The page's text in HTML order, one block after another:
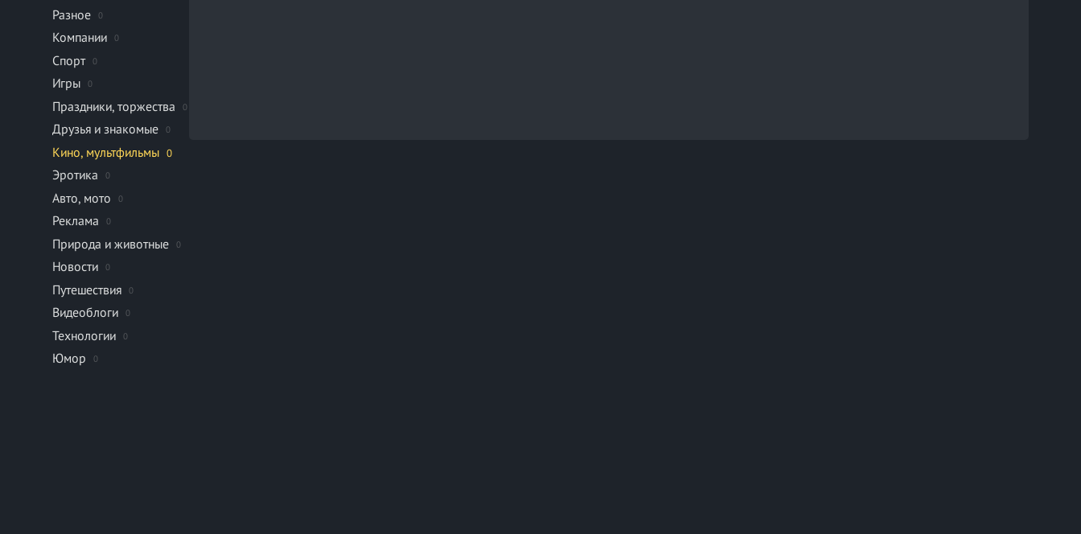
Разное 0
Компании 0
Спорт 0
Игры 0
Праздники, торжества 0
Друзья и знакомые 0
Кино, мультфильмы 0
Эротика 0
Авто, мото 0
Реклама 0
Природа и животные 0
Новости 0
Путешествия 0
Видеоблоги 0
Технологии 0
Юмор 0